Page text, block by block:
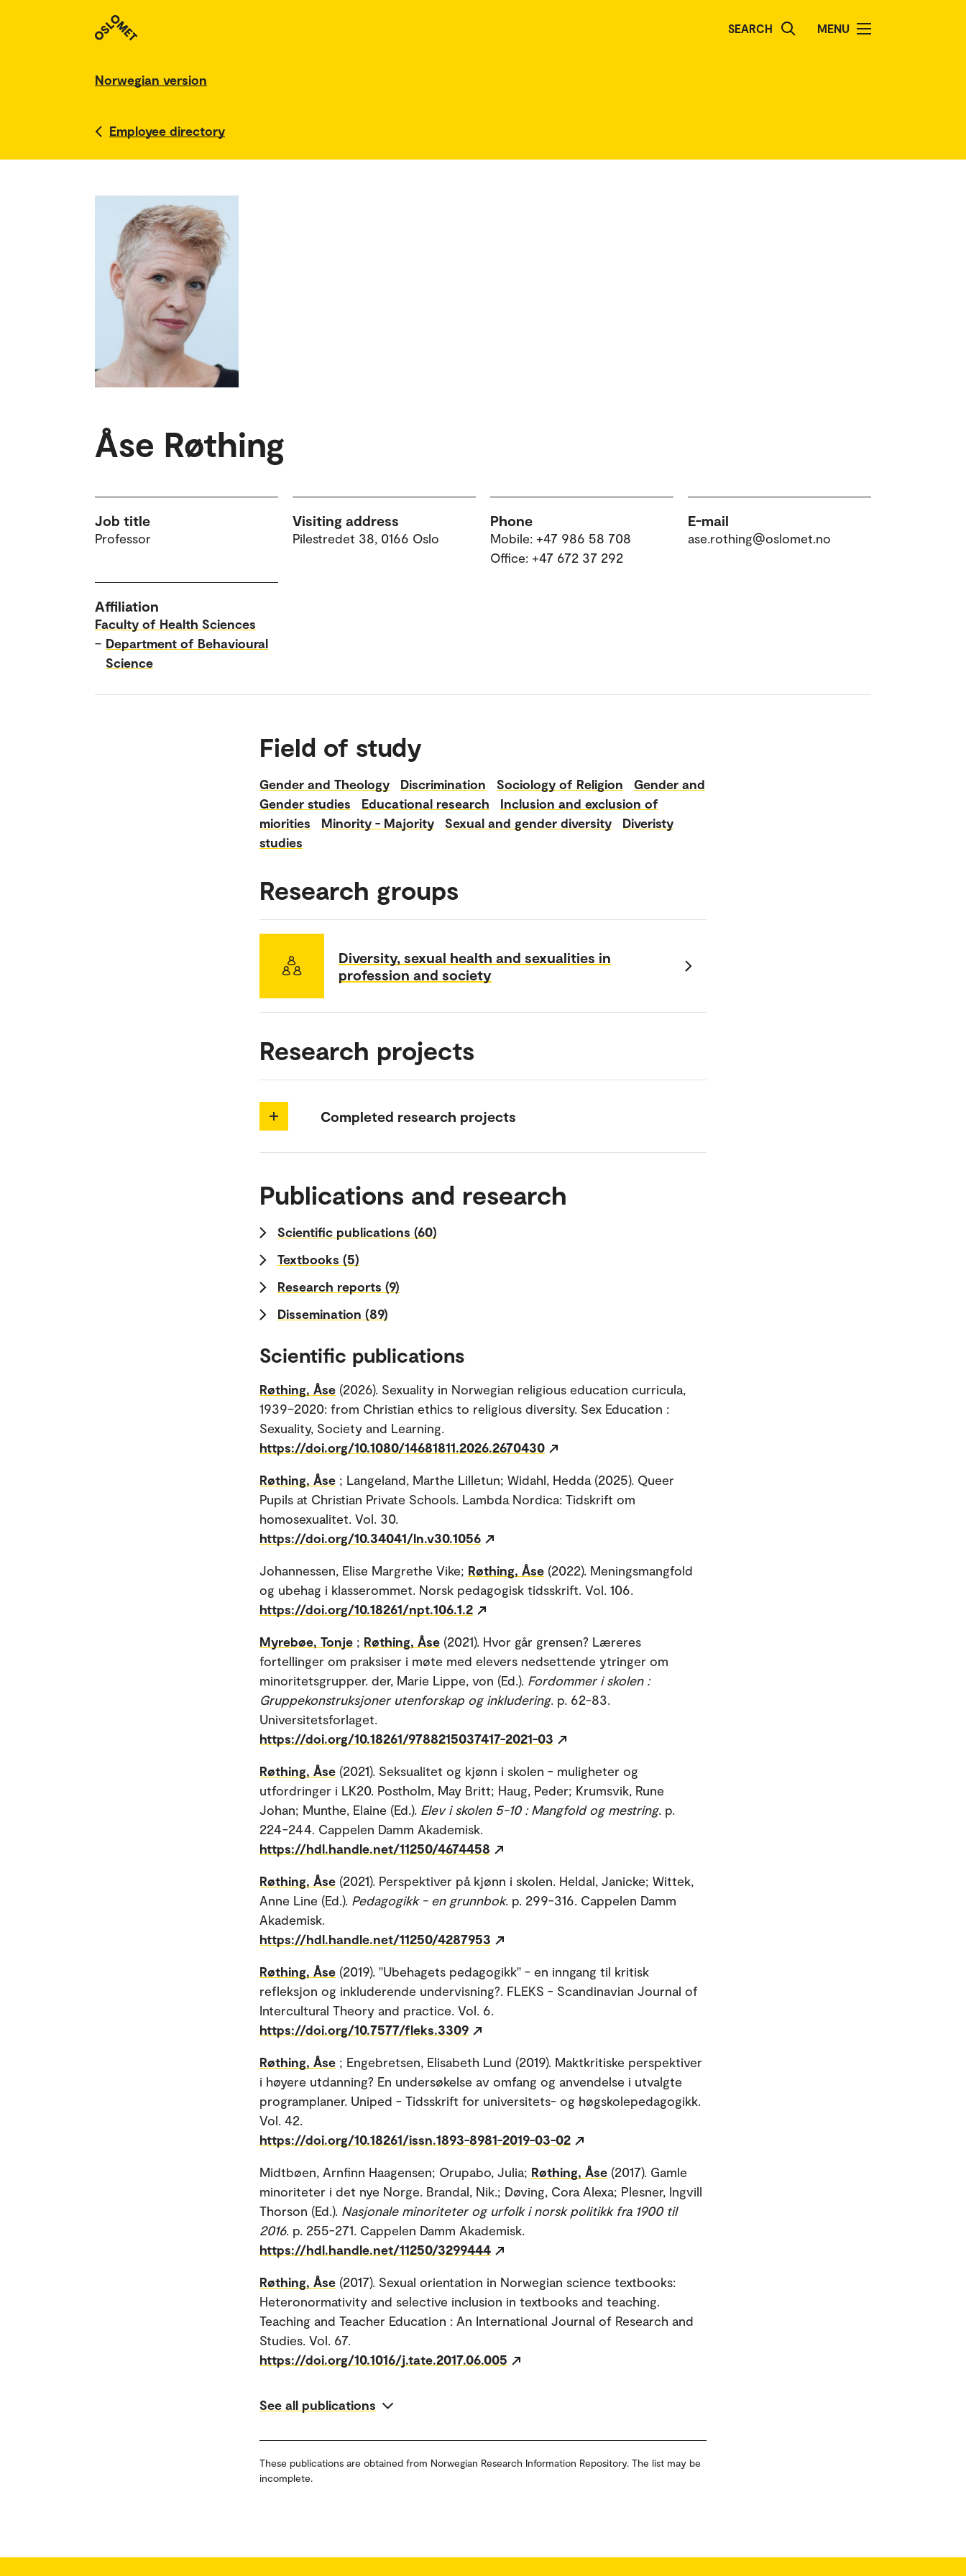
SEARCH MENU
Norwegian version
Employee directory
Åse Røthing
Job title
Professor
Visiting address
Pilestredet 38, 0166 Oslo
Phone
Mobile: +47 986 58 708
Office: +47 672 37 292
E-mail
ase.rothing@oslomet.no
Affiliation
Faculty of Health Sciences
– Department of Behavioural
Science
Field of study
Gender and Theology Discrimination Sociology of Religion
Gender and
Gender studies
Educational research
Inclusion and exclusion of
miorities
Minority - Majority Sexual and gender diversity
Diveristy
studies
Research groups
Diversity, sexual health and sexualities in
profession and society
Research projects
Completed research projects
Publications and research
Scientific publications (60)
Textbooks (5)
Research reports (9)
Dissemination (89)
Scientific publications
Røthing, Åse (2026). Sexuality in Norwegian religious education curricula,
1939–2020: from Christian ethics to religious diversity. Sex Education :
Sexuality, Society and Learning.
https://doi.org/10.1080/14681811.2026.2670430
Røthing, Åse ; Langeland, Marthe Lilletun; Widahl, Hedda (2025). Queer
Pupils at Christian Private Schools. Lambda Nordica: Tidskrift om
homosexualitet. Vol. 30.
https://doi.org/10.34041/ln.v30.1056
Johannessen, Elise Margrethe Vike; Røthing, Åse (2022). Meningsmangfold
og ubehag i klasserommet. Norsk pedagogisk tidsskrift. Vol. 106.
https://doi.org/10.18261/npt.106.1.2
Myrebøe, Tonje ; Røthing, Åse (2021). Hvor går grensen? Læreres
fortellinger om praksiser i møte med elevers nedsettende ytringer om
minoritetsgrupper. der, Marie Lippe, von (Ed.). Fordommer i skolen :
Gruppekonstruksjoner utenforskap og inkludering. p. 62-83.
Universitetsforlaget.
https://doi.org/10.18261/9788215037417-2021-03
Røthing, Åse (2021). Seksualitet og kjønn i skolen - muligheter og
utfordringer i LK20. Postholm, May Britt; Haug, Peder; Krumsvik, Rune
Johan; Munthe, Elaine (Ed.). Elev i skolen 5-10 : Mangfold og mestring. p.
224-244. Cappelen Damm Akademisk.
https://hdl.handle.net/11250/4674458
Røthing, Åse (2021). Perspektiver på kjønn i skolen. Heldal, Janicke; Wittek,
Anne Line (Ed.). Pedagogikk - en grunnbok. p. 299-316. Cappelen Damm
Akademisk.
https://hdl.handle.net/11250/4287953
Røthing, Åse (2019). "Ubehagets pedagogikk" - en inngang til kritisk
refleksjon og inkluderende undervisning?. FLEKS - Scandinavian Journal of
Intercultural Theory and practice. Vol. 6.
https://doi.org/10.7577/fleks.3309
Røthing, Åse ; Engebretsen, Elisabeth Lund (2019). Maktkritiske perspektiver
i høyere utdanning? En undersøkelse av omfang og anvendelse i utvalgte
programplaner. Uniped - Tidsskrift for universitets- og høgskolepedagogikk.
Vol. 42.
https://doi.org/10.18261/issn.1893-8981-2019-03-02
Midtbøen, Arnfinn Haagensen; Orupabo, Julia; Røthing, Åse (2017). Gamle
minoriteter i det nye Norge. Brandal, Nik.; Døving, Cora Alexa; Plesner, Ingvill
Thorson (Ed.). Nasjonale minoriteter og urfolk i norsk politikk fra 1900 til
2016. p. 255-271. Cappelen Damm Akademisk.
https://hdl.handle.net/11250/3299444
Røthing, Åse (2017). Sexual orientation in Norwegian science textbooks:
Heteronormativity and selective inclusion in textbooks and teaching.
Teaching and Teacher Education : An International Journal of Research and
Studies. Vol. 67.
https://doi.org/10.1016/j.tate.2017.06.005
See all publications
These publications are obtained from Norwegian Research Information Repository. The list may be
incomplete.